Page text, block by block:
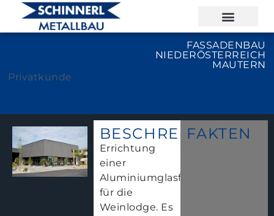
FASSADENBAU
NIEDERÖSTERREICH
MAUTERN
Privatkunde
BESCHREIBUNG
Errichtung
einer
Aluminiumglasfassade
für die
Weinlodge. Es
FAKTEN